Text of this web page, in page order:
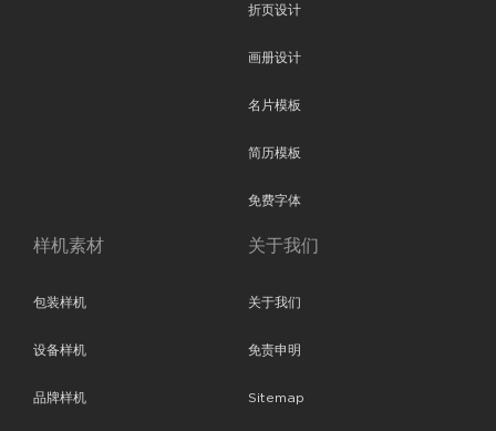
折页设计
画册设计
名片模板
简历模板
免费字体
样机素材
包装样机
设备样机
品牌样机
关于我们
关于我们
免责申明
Sitemap